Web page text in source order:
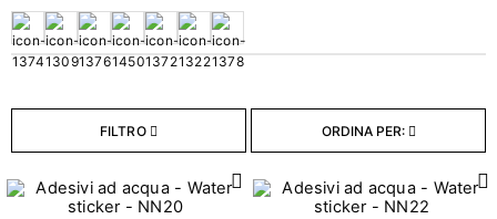
€ €
FILTRO ORDINA PER: